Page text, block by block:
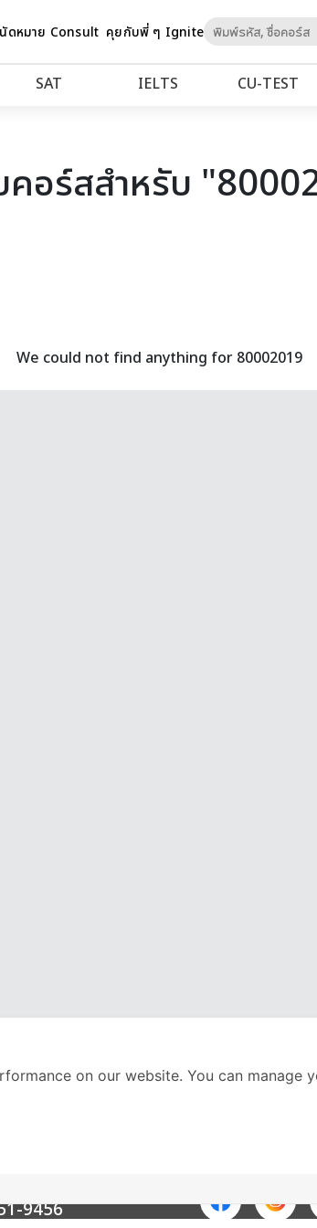
นัดหมาย Consult คุยกับพี่ ๆ Igniteto
SAT IELTS CU‑TEST
อร์สสำหรับ
We could not find anything for 80002019
9456
on our website. You can manage